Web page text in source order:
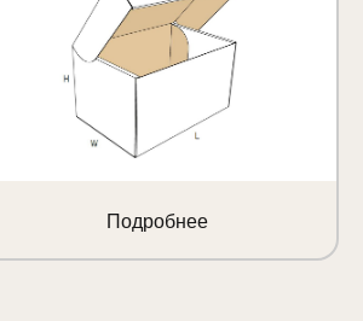
Подробнее